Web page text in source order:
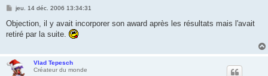
M
s
s
a
jeu. 14 déc. 2006 13:34:31
Objection, il y avait incorporer son award après les résultats mais l'avait
retiré par la suite.
Vlad Tepesch
Créateur du monde